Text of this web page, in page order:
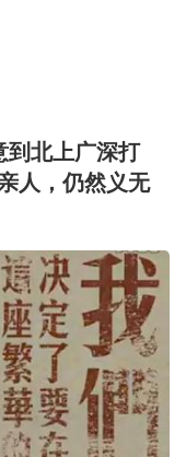
到北上广深打
人，仍然义无